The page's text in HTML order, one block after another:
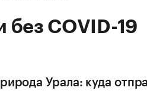
без COVID-19
Урала: куда